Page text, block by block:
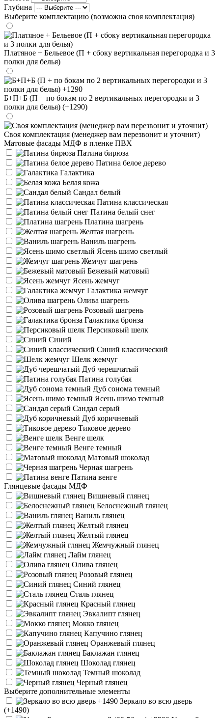
Глубина
Выберите комплектацию (возможна своя комплектация)
Платяное + Бельевое (П + сбоку вертикальная перегородка и 3
полки для белья)
Б+П+Б (П + по бокам по 2 вертикальных перегородки и 3
полки для белья) (+1290)
Своя комплектация (менеджер вам перезвонит и уточнит)
Матовые фасады МДФ в пленке ПВХ
Патина бирюза
Патина белое дерево
Галактика
Белая кожа
Сандал белый
Патина классическая
Патина белый снег
Платина шагрень
Желтая шагрень
Ваниль шагрень
Ясень шимо светлый
Жемчуг шагрень
Бежевый матовый
Ясень жемчуг
Галактика жемчуг
Олива шагрень
Розовый шагрень
Галактика бронза
Персиковый шелк
Синий
Синий классический
Шелк жемчуг
Дуб черешчатый
Патина голубая
Дуб сонома темный
Ясень шимо темный
Сандал серый
Дуб коричневый
Тиковое дерево
Венге шелк
Венге темный
Матовый шоколад
Черная шагрень
Патина венге
Глянцевые фасады МДФ
Вишневый глянец
Белоснежный глянец
Ваниль глянец
Желтый глянец
Желтый глянец
Жемчужный глянец
Лайм глянец
Олива глянец
Розовый глянец
Синий глянец
Сталь глянец
Красный глянец
Эвкалипт глянец
Мокко глянец
Капучино глянец
Оранжевый глянец
Баклажан глянец
Шоколад глянец
Темный шоколад
Черный глянец
Выберите дополнительные элементы
Зеркало во всю дверь
(+1490)